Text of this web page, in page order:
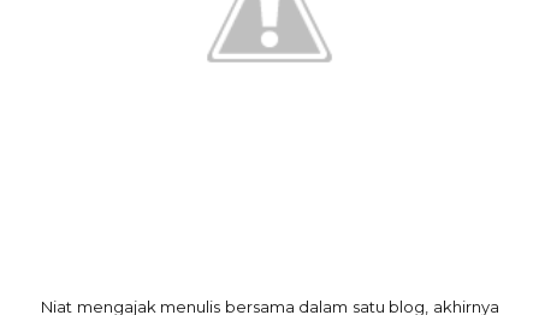
Niat mengajak menulis bersama dalam satu blog, akhirnya